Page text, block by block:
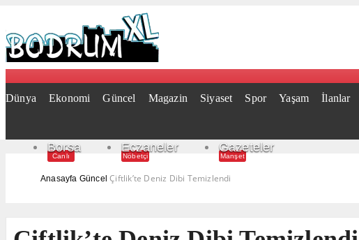
Dünya Ekonomi Güncel Magazin Siyaset Spor Yaşam İlanlar
Borsa
Canlı
Eczaneler
Nöbetçi
Gazeteler
Manşet
Anasayfa Güncel Çiftlik’te Deniz Dibi Temizlendi